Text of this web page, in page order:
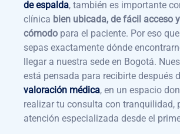
de espalda, también es importante
clínica bien ubicada, de fácil acceso
cómodo para el paciente. Por eso
sepas exactamente dónde
llegar a nuestra sede en Bogotá.
está pensada para recibirte después
valoración médica, en un espacio
realizar tu consulta con tranquilidad,
atención especializada desde el